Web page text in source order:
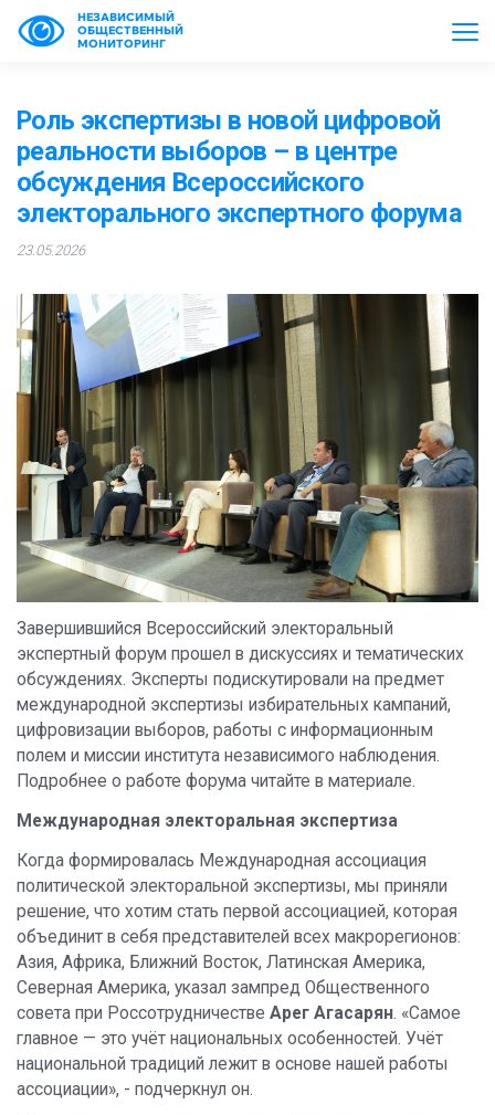
НЕЗАВИСИМЫЙ
ОБЩЕСТВЕННЫЙ
МОНИТОРИНГ
Роль экспертизы в новой цифровой
реальности выборов – в центре
обсуждения Всероссийского
электорального экспертного форума
23.05.2026
Завершившийся Всероссийский электоральный
экспертный форум прошел в дискуссиях и тематических
обсуждениях. Эксперты подискутировали на предмет
международной экспертизы избирательных кампаний,
цифровизации выборов, работы с информационным
полем и миссии института независимого наблюдения.
Подробнее о работе форума читайте в материале.
Международная электоральная экспертиза
Когда формировалась Международная ассоциация
политической электоральной экспертизы, мы приняли
решение, что хотим стать первой ассоциацией, которая
объединит в себя представителей всех макрорегионов:
Азия, Африка, Ближний Восток, Латинская Америка,
Северная Америка, указал зампред Общественного
совета при Россотрудничестве Арег Агасарян. «Самое
главное — это учёт национальных особенностей. Учёт
национальной традиций лежит в основе нашей работы
ассоциации», - подчеркнул он.